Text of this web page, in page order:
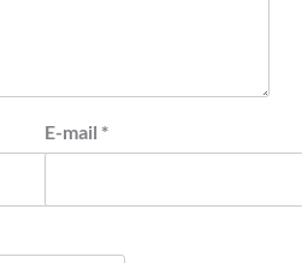
E-mail *